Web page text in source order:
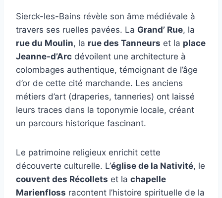
Sierck-les-Bains révèle son âme médiévale à
travers ses ruelles pavées. La Grand’ Rue, la
rue du Moulin, la rue des Tanneurs et la place
Jeanne-d’Arc dévoilent une architecture à
colombages authentique, témoignant de l’âge
d’or de cette cité marchande. Les anciens
métiers d’art (draperies, tanneries) ont laissé
leurs traces dans la toponymie locale, créant
un parcours historique fascinant.
Le patrimoine religieux enrichit cette
découverte culturelle. L’église de la Nativité, le
couvent des Récollets et la chapelle
Marienfloss racontent l’histoire spirituelle de la